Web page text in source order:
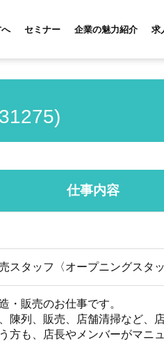
セミナー 企業の魅力紹介 求
仕事内容
スタッフ〈オープニングスタ
販売のお仕事です。
陳列、販売、店舗清掃など、
方も、店長やメンバーがマニ